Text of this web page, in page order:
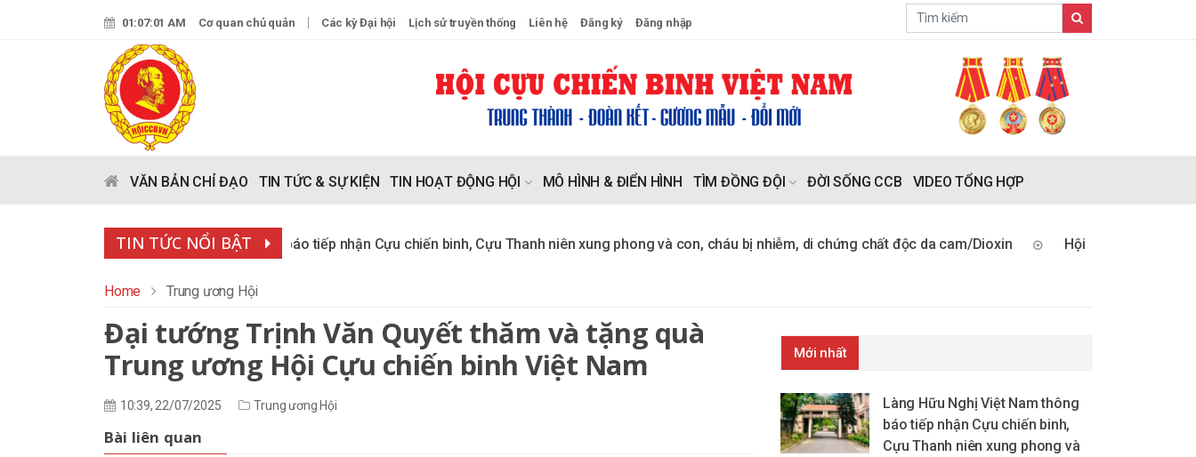
01:07:02 AM Cơ quan chủ quản Các kỳ Đại hội Lịch sử truyền thống Liên hệ Đăng ký Đăng nhập
VĂN BẢN CHỈ ĐẠO TIN TỨC & SỰ KIỆN TIN HOẠT ĐỘNG HỘI MÔ HÌNH & ĐIỂN HÌNH TÌM ĐỒNG ĐỘI ĐỜI SỐNG CCB VIDEO TỔNG HỢP
TIN TỨC NỔI BẬT
Làng Hữu Nghị Việt Nam thông báo tiếp nhận Cựu chiến binh, Cựu Thanh niên xung phong và con, cháu bị nhiễm, di chứng chất độc da cam/Dioxin Hội Cựu chiến binh Việt
Home Trung ương Hội
Đại tướng Trịnh Văn Quyết thăm và tặng quà
Trung ương Hội Cựu chiến binh Việt Nam
10:39, 22/07/2025 Trung ương Hội
Bài liên quan
Mới nhất
Làng Hữu Nghị Việt Nam thông
báo tiếp nhận Cựu chiến binh,
Cựu Thanh niên xung phong và